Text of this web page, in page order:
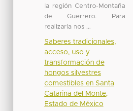
la región Centro-Montaña
de Guerrero. Para
realizarla nos ...
Saberes tradicionales,
acceso, uso y
transformación de
hongos silvestres
comestibles en Santa
Catarina del Monte,
Estado de México